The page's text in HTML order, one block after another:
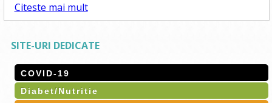
Citeste mai mult
SITE-URI DEDICATE
COVID-19
Diabet/Nutritie